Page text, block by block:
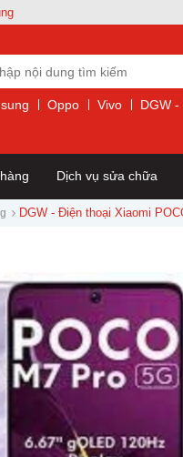
Oppo Vivo DGW
Dịch vụ sửa chữa
DGW - Điện thoại Xiaomi